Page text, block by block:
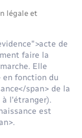
légale et
de
faire la
Elle
en fonction du
span> de la
à l'étranger).
est